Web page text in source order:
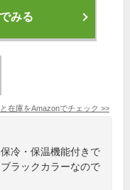
みる
在庫をAmazonでチェック >>
冷・保温機能付きで
ラックカラーなので